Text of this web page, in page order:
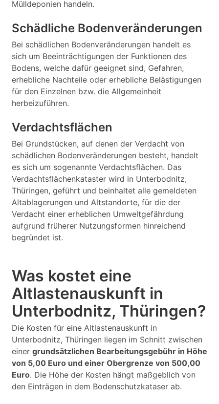
Mülldeponien handeln.
Schädliche Bodenveränderungen
Bei schädlichen Bodenveränderungen handelt es
sich um Beeinträchtigungen der Funktionen des
Bodens, welche dafür geeignet sind, Gefahren,
erhebliche Nachteile oder erhebliche Belästigungen
für den Einzelnen bzw. die Allgemeinheit
herbeizuführen.
Verdachtsflächen
Bei Grundstücken, auf denen der Verdacht von
schädlichen Bodenveränderungen besteht, handelt
es sich um sogenannte Verdachtsflächen. Das
Verdachtsflächenkataster wird in Unterbodnitz,
Thüringen, geführt und beinhaltet alle gemeldeten
Altablagerungen und Altstandorte, für die der
Verdacht einer erheblichen Umweltgefährdung
aufgrund früherer Nutzungsformen hinreichend
begründet ist.
Was kostet eine
Altlastenauskunft in
Unterbodnitz, Thüringen?
Die Kosten für eine Altlastenauskunft in
Unterbodnitz, Thüringen liegen im Schnitt zwischen
einer grundsätzlichen Bearbeitungsgebühr in Höhe
von 5,00 Euro und einer Obergrenze von 500,00
Euro. Die Höhe der Kosten hängt maßgeblich von
den Einträgen in dem Bodenschutzkataser ab.